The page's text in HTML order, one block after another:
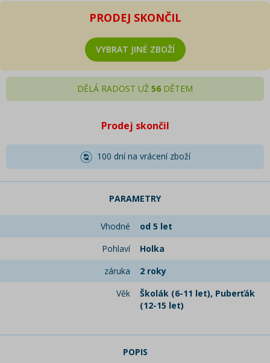
PRODEJ SKONČIL
VYBRAT JINÉ ZBOŽÍ
DĚLÁ RADOST UŽ 56 DĚTEM
Prodej skončil
100 dní na vrácení zboží
PARAMETRY
Vhodné
od 5 let
Pohlaví
Holka
záruka
2 roky
Věk
Školák (6-11 let), Puberťák
(12-15 let)
POPIS